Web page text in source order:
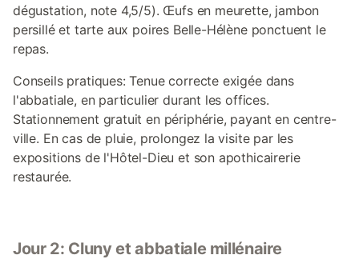
dégustation, note 4,5/5). Œufs en meurette, jambon
persillé et tarte aux poires Belle-Hélène ponctuent le
repas.
Conseils pratiques: Tenue correcte exigée dans
l'abbatiale, en particulier durant les offices.
Stationnement gratuit en périphérie, payant en centre-
ville. En cas de pluie, prolongez la visite par les
expositions de l'Hôtel-Dieu et son apothicairerie
restaurée.
Jour 2: Cluny et abbatiale millénaire